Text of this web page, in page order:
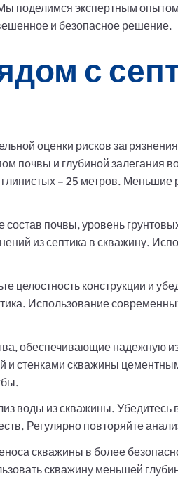
поделимся экспертным
и безопасное решение.
с
оценки рисков
почвы и глубиной залегания
– 25 метров. Меньшие
почвы, уровень
из септика в скважину.
конструкции и
Использование
обеспечивающие надежную
и стенками скважины
из скважины. Убедитесь в
Регулярно повторяйте
скважины в более
скважину меньшей